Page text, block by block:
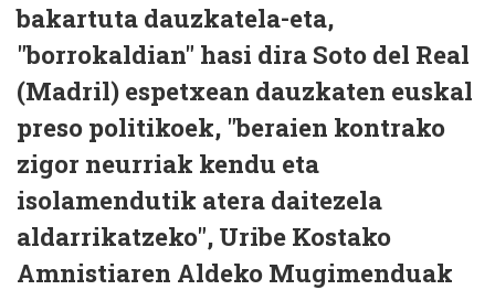
bakartuta dauzkatela-eta,
"borrokaldian" hasi dira Soto del Real
(Madril) espetxean dauzkaten euskal
preso politikoek, "beraien kontrako
zigor neurriak kendu eta
isolamendutik atera daitezela
aldarrikatzeko", Uribe Kostako
Amnistiaren Aldeko Mugimenduak